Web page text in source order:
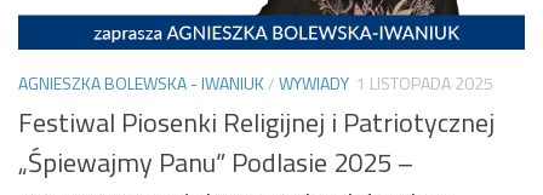
AGNIESZKA BOLEWSKA - IWANIUK/WYWIADY 1 LISTOPADA 2025
Festiwal Piosenki Religijnej i Patriotycznej
„Śpiewajmy Panu” Podlasie 2025 –